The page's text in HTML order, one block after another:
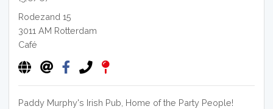
Rodezand 15
3011 AM Rotterdam
Café
Paddy Murphy's Irish Pub, Home of the Party People!